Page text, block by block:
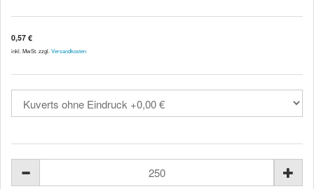
0,57 €
inkl. MwSt. zzgl. Versandkosten